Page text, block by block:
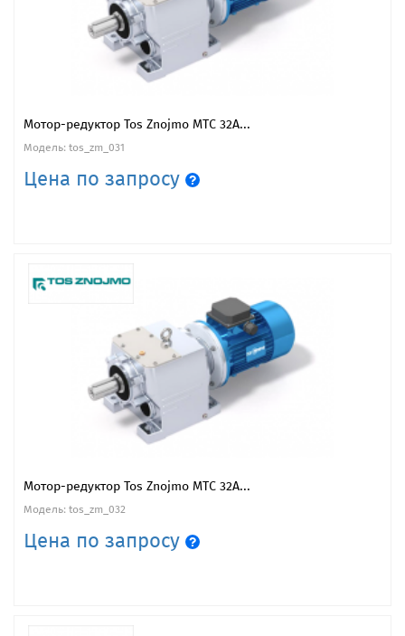
Мотор-редуктор Tos Znojmo MTC 32A...
Модель: tos_zm_031
Цена по запросу
Мотор-редуктор Tos Znojmo MTC 32A...
Модель: tos_zm_032
Цена по запросу